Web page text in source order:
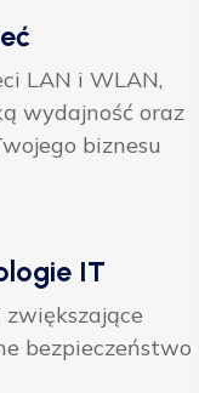
LAN i WLAN,
wydajność oraz
biznesu
IT
bezpieczeństwo